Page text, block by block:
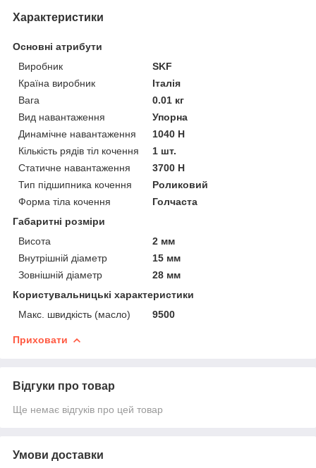
Характеристики
Основні атрибути
Виробник
SKF
Країна виробник
Італія
Вага
0.01 кг
Вид навантаження
Упорна
Динамічне навантаження
1040 Н
Кількість рядів тіл кочення
1 шт.
Статичне навантаження
3700 Н
Тип підшипника кочення
Роликовий
Форма тіла кочення
Голчаста
Габаритні розміри
Висота
2 мм
Внутрішній діаметр
15 мм
Зовнішній діаметр
28 мм
Користувальницькі характеристики
Макс. швидкість (масло)
9500
Приховати
Відгуки про товар
Ще немає відгуків про цей товар
Умови доставки